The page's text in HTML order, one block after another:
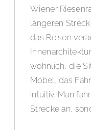
Wiener
längeren
das Reisen
wohnlich, die
Möbel, das
intuitiv. Man
Strecke an,